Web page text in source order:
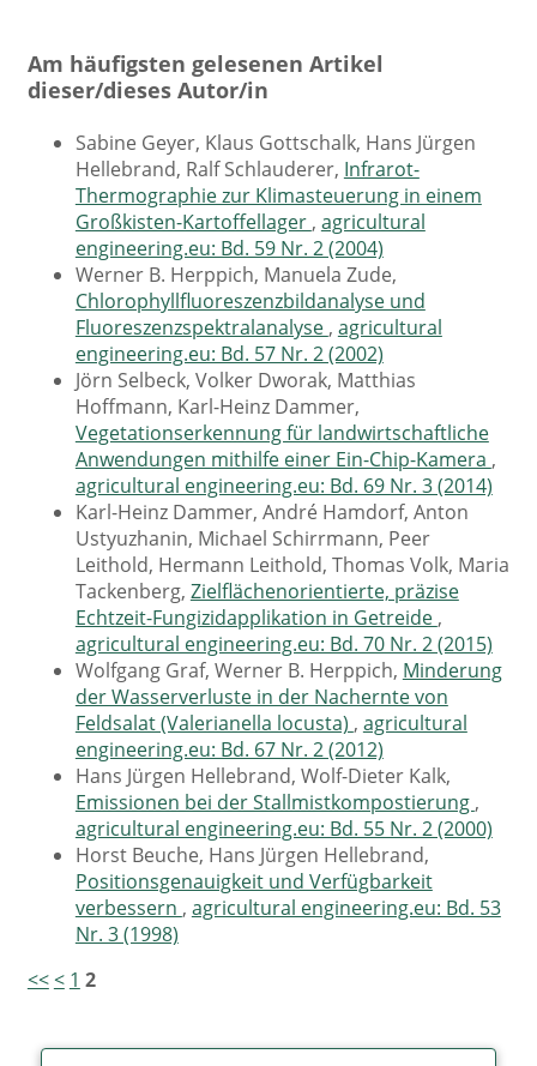
Am häufigsten gelesenen Artikel
dieser/dieses Autor/in
Sabine Geyer, Klaus Gottschalk, Hans Jürgen
Hellebrand, Ralf Schlauderer, Infrarot-
Thermographie zur Klimasteuerung in einem
Großkisten-Kartoffellager, agricultural
engineering.eu: Bd. 59 Nr. 2 (2004)
Werner B. Herppich, Manuela Zude,
Chlorophyllfluoreszenzbildanalyse und
Fluoreszenzspektralanalyse, agricultural
engineering.eu: Bd. 57 Nr. 2 (2002)
Jörn Selbeck, Volker Dworak, Matthias
Hoffmann, Karl-Heinz Dammer,
Vegetationserkennung für landwirtschaftliche
Anwendungen mithilfe einer Ein-Chip-Kamera ,
agricultural engineering.eu: Bd. 69 Nr. 3 (2014)
Karl-Heinz Dammer, André Hamdorf, Anton
Ustyuzhanin, Michael Schirrmann, Peer
Leithold, Hermann Leithold, Thomas Volk, Maria
Tackenberg, Zielflächenorientierte, präzise
Echtzeit-Fungizidapplikation in Getreide,
agricultural engineering.eu: Bd. 70 Nr. 2 (2015)
Wolfgang Graf, Werner B. Herppich, Minderung
der Wasserverluste in der Nachernte von
Feldsalat (Valerianella locusta) , agricultural
engineering.eu: Bd. 67 Nr. 2 (2012)
Hans Jürgen Hellebrand, Wolf-Dieter Kalk,
Emissionen bei der Stallmistkompostierung,
agricultural engineering.eu: Bd. 55 Nr. 2 (2000)
Horst Beuche, Hans Jürgen Hellebrand,
Positionsgenauigkeit und Verfügbarkeit
verbessern , agricultural engineering.eu: Bd. 53
Nr. 3 (1998)
<<< 1 2